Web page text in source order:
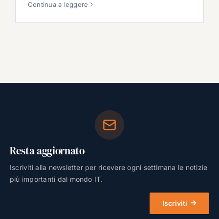
Continua a leggere
Resta aggiornato
Iscriviti alla newsletter per ricevere ogni settimana le notizie
più importanti dal mondo IT.
Iscriviti